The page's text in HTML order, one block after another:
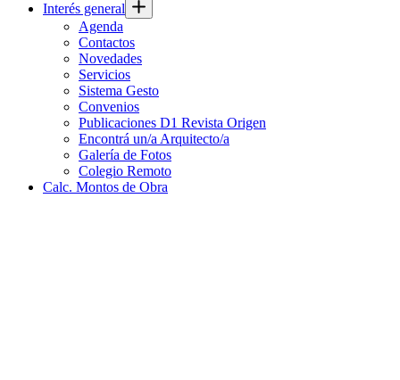
Interés general
Agenda
Contactos
Novedades
Servicios
Sistema Gesto
Convenios
Publicaciones D1 Revista Origen
Encontrá un/a Arquitecto/a
Galería de Fotos
Colegio Remoto
Calc. Montos de Obra